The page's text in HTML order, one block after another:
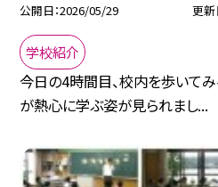
公開日 2026/05/29 更新
学校紹介
今日の4時間目、校内を歩いて
が熱心に学ぶ姿が見られまし...